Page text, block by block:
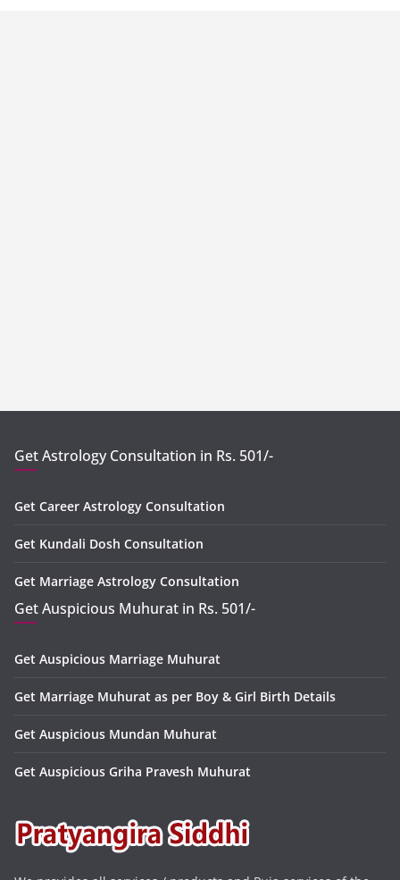
Get Astrology Consultation in Rs. 501/-
Get Career Astrology Consultation
Get Kundali Dosh Consultation
Get Marriage Astrology Consultation
Get Auspicious Muhurat in Rs. 501/-
Get Auspicious Marriage Muhurat
Get Marriage Muhurat as per Boy & Girl Birth Details
Get Auspicious Mundan Muhurat
Get Auspicious Griha Pravesh Muhurat